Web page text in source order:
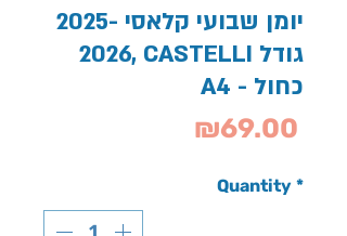
יומן שבועי קלאסי 2025-
2026, CASTELLI גודל
A4 - כחול
₪69.00
Quantity *